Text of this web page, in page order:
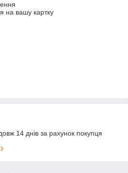
на вашу картку
14 днів за рахунок покупця